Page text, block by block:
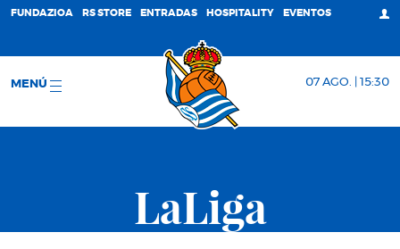
FUNDAZIOA RS STORE ENTRADAS HOSPITALITY EVENTOS
MENÚ 07 AGO. | 15:30
LaLiga